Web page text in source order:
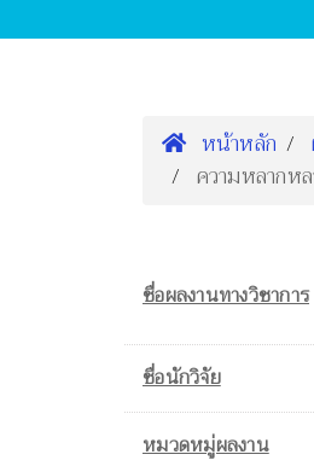
หน้าหลัก
ความหลากห
ชื่อผลงานทางวิชาการ
ชื่อนักวิจัย
หมวดหมู่ผลงาน